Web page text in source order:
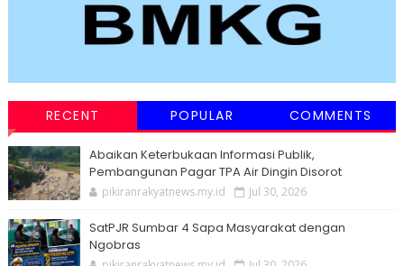
RECENT POPULAR COMMENTS
Abaikan Keterbukaan Informasi Publik,
Pembangunan Pagar TPA Air Dingin Disorot
pikiranrakyatnews.my.id Jul 30, 2026
SatPJR Sumbar 4 Sapa Masyarakat dengan
Ngobras